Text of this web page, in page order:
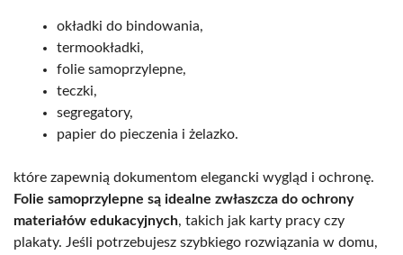
okładki do bindowania,
termookładki,
folie samoprzylepne,
teczki,
segregatory,
papier do pieczenia i żelazko.
które zapewnią dokumentom elegancki wygląd i ochronę.
Folie samoprzylepne są idealne zwłaszcza do ochrony
materiałów edukacyjnych, takich jak karty pracy czy
plakaty. Jeśli potrzebujesz szybkiego rozwiązania w domu,